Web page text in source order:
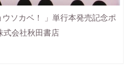
ソカベ！ 」単行本発売記念ポ
会社秋田書店